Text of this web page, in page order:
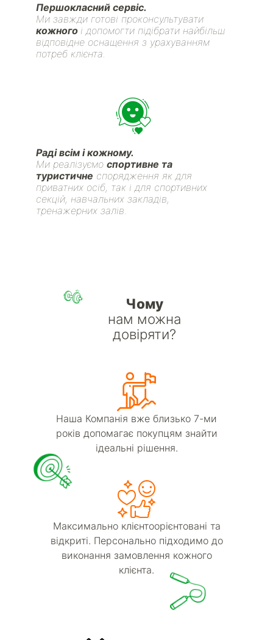
Першокласний сервіс.
Ми завжди готові проконсультувати
кожного і допомогти підібрати найбільш
відповідне оснащення з урахуванням
потреб клієнта.
Раді всім і кожному.
Ми реалізуємо спортивне та
туристичне спорядження як для
приватних осіб, так і для спортивних
секцій, навчальних закладів,
тренажерних залів.
Чому
нам можна
довіряти?
Наша Компанія вже близько 7-ми
років допомагає покупцям знайти
ідеальні рішення.
Максимально клієнтоорієнтовані та
відкриті. Персонально підходимо до
виконання замовлення кожного
клієнта.